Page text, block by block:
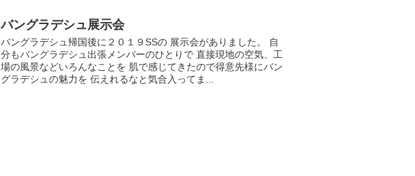
バングラデシュ展示会
バングラデシュ帰国後に２０１９SSの 展示会がありました。 自
分もバングラデシュ出張メンバーのひとりで 直接現地の空気、工
場の風景などいろんなことを 肌で感じてきたので得意先様にバン
グラデシュの魅力を 伝えれるなと気合入ってま...